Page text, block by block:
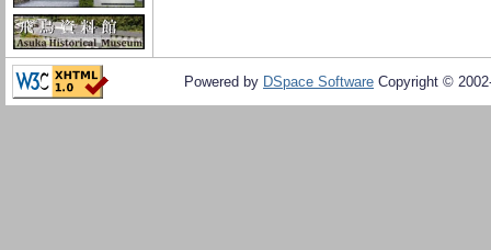
Powered by DSpace Software Copyright ©